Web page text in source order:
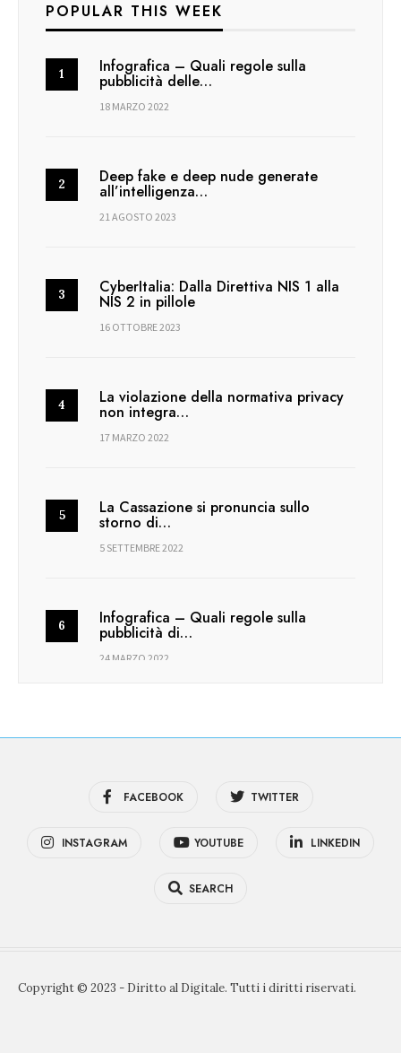
POPULAR THIS WEEK
Infografica – Quali regole sulla
pubblicità delle…
18 MARZO 2022
Deep fake e deep nude generate
all’intelligenza…
21 AGOSTO 2023
CyberItalia: Dalla Direttiva NIS 1 alla
NIS 2 in pillole
16 OTTOBRE 2023
La violazione della normativa privacy
non integra…
17 MARZO 2022
La Cassazione si pronuncia sullo
storno di…
5 SETTEMBRE 2022
Infografica – Quali regole sulla
pubblicità di…
24 MARZO 2022
FACEBOOK TWITTER
INSTAGRAM YOUTUBE LINKEDIN
SEARCH
Copyright © 2023 - Diritto al Digitale. Tutti i diritti riservati.